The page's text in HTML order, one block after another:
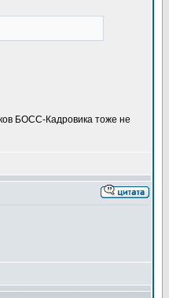
БОСС-Кадровика тоже не